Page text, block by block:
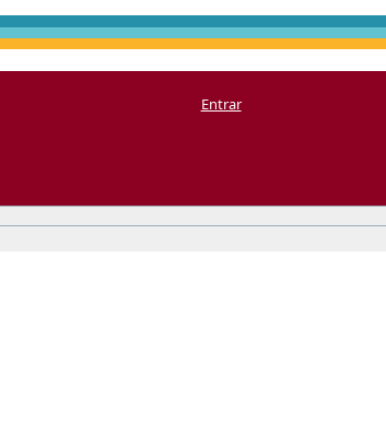
Entrar